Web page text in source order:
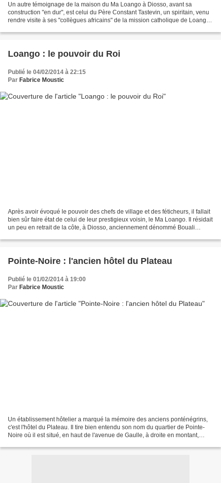
Un autre témoignage de la maison du Ma Loango à Diosso, avant sa
construction "en dur", est celui du Père Constant Tastevin, un spiritain, venu
rendre visite à ses "collègues africains" de la mission catholique de Loango.
Loango : le pouvoir du Roi
Publié le 04/02/2014 à 22:15
Par Fabrice Moustic
Après avoir évoqué le pouvoir des chefs de village et des féticheurs, il fallait
bien sûr faire état de celui de leur prestigieux voisin, le Ma Loango. Il résidait
un peu en retrait de la côte, à Diosso, anciennement dénommé Bouali
Pointe-Noire : l'ancien hôtel du Plateau
Publié le 01/02/2014 à 19:00
Par Fabrice Moustic
Un établissement hôtelier a marqué la mémoire des anciens ponténégrins,
c'est l'hôtel du Plateau. Il tire bien entendu son nom du quartier de Pointe-
Noire où il est situé, en haut de l'avenue de Gaulle, à droite en montant,